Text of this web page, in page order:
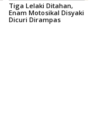
Tiga Lelaki Ditahan,
Enam Motosikal Disyaki
Dicuri Dirampas